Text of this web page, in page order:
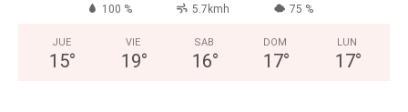
100 % 5.7kmh 75 %
JUE
15°
VIE
19°
SAB
16°
DOM
17°
LUN
17°